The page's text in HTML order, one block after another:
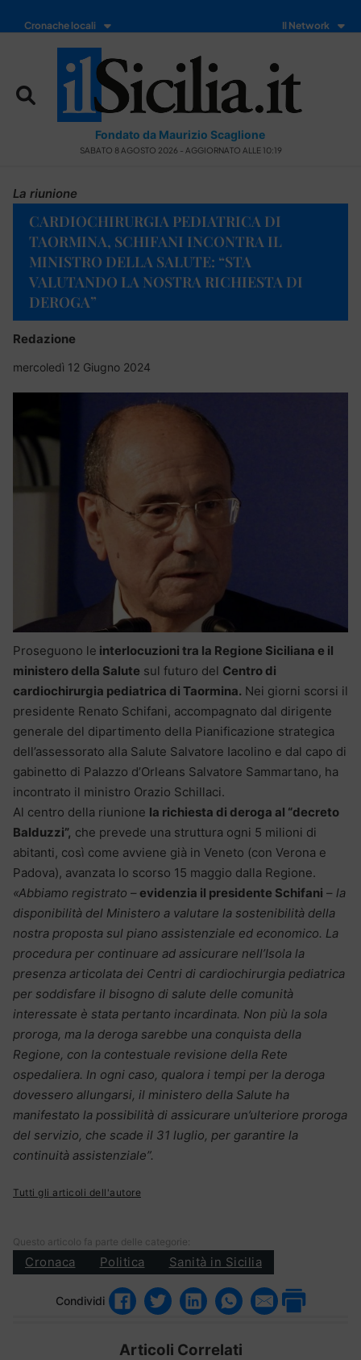
Cronache locali Il Network
Fondato da Maurizio Scaglione
SABATO 8 AGOSTO 2026 - AGGIORNATO ALLE 10:19
La riunione
CARDIOCHIRURGIA PEDIATRICA DI
TAORMINA, SCHIFANI INCONTRA IL
MINISTRO DELLA SALUTE: “STA
VALUTANDO LA NOSTRA RICHIESTA DI
DEROGA”
Redazione
mercoledì 12 Giugno 2024
Proseguono le interlocuzioni tra la Regione Siciliana e il
ministero della Salute sul futuro del Centro di
cardiochirurgia pediatrica di Taormina. Nei giorni scorsi il
presidente Renato Schifani, accompagnato dal dirigente
generale del dipartimento della Pianificazione strategica
dell’assessorato alla Salute Salvatore Iacolino e dal capo di
gabinetto di Palazzo d’Orleans Salvatore Sammartano, ha
incontrato il ministro Orazio Schillaci.
Al centro della riunione la richiesta di deroga al “decreto
Balduzzi”, che prevede una struttura ogni 5 milioni di
abitanti, così come avviene già in Veneto (con Verona e
Padova), avanzata lo scorso 15 maggio dalla Regione.
«Abbiamo registrato – evidenzia il presidente Schifani – la
disponibilità del Ministero a valutare la sostenibilità della
nostra proposta sul piano assistenziale ed economico. La
procedura per continuare ad assicurare nell’Isola la
presenza articolata dei Centri di cardiochirurgia pediatrica
per soddisfare il bisogno di salute delle comunità
interessate è stata pertanto incardinata. Non più la sola
proroga, ma la deroga sarebbe una conquista della
Regione, con la contestuale revisione della Rete
ospedaliera. In ogni caso, qualora i tempi per la deroga
dovessero allungarsi, il ministero della Salute ha
manifestato la possibilità di assicurare un’ulteriore proroga
del servizio, che scade il 31 luglio, per garantire la
continuità assistenziale”.
Tutti gli articoli dell'autore
Questo articolo fa parte delle categorie:
Cronaca Politica Sanità in Sicilia
Condividi
Articoli Correlati